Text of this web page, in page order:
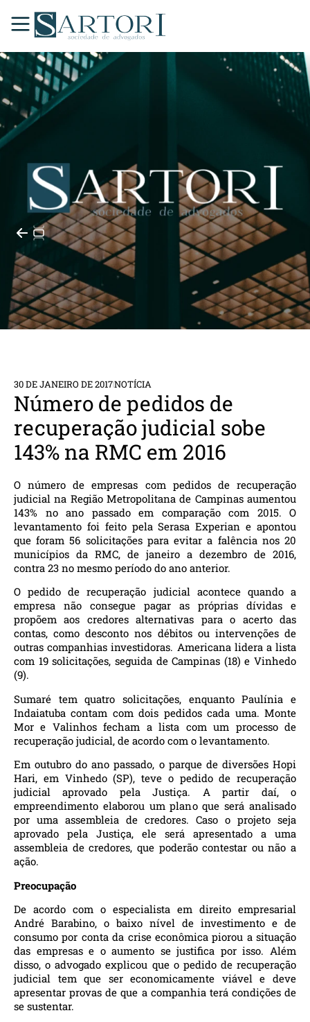
30 DE JANEIRO DE 2017NOTÍCIA
Número de pedidos de
recuperação judicial sobe
143% na RMC em 2016
O número de empresas com pedidos de recuperação
judicial na Região Metropolitana de Campinas aumentou
143% no ano passado em comparação com 2015. O
levantamento foi feito pela Serasa Experian e apontou
que foram 56 solicitações para evitar a falência nos 20
municípios da RMC, de janeiro a dezembro de 2016,
contra 23 no mesmo período do ano anterior.
O pedido de recuperação judicial acontece quando a
empresa não consegue pagar as próprias dívidas e
propõem aos credores alternativas para o acerto das
contas, como desconto nos débitos ou intervenções de
outras companhias investidoras. Americana lidera a lista
com 19 solicitações, seguida de Campinas (18) e Vinhedo
(9).
Sumaré tem quatro solicitações, enquanto Paulínia e
Indaiatuba contam com dois pedidos cada uma. Monte
Mor e Valinhos fecham a lista com um processo de
recuperação judicial, de acordo com o levantamento.
Em outubro do ano passado, o parque de diversões Hopi
Hari, em Vinhedo (SP), teve o pedido de recuperação
judicial aprovado pela Justiça. A partir daí, o
empreendimento elaborou um plano que será analisado
por uma assembleia de credores. Caso o projeto seja
aprovado pela Justiça, ele será apresentado a uma
assembleia de credores, que poderão contestar ou não a
ação.
Preocupação
De acordo com o especialista em direito empresarial
André Barabino, o baixo nível de investimento e de
consumo por conta da crise econômica piorou a situação
das empresas e o aumento se justifica por isso. Além
disso, o advogado explicou que o pedido de recuperação
judicial tem que ser economicamente viável e deve
apresentar provas de que a companhia terá condições de
se sustentar.